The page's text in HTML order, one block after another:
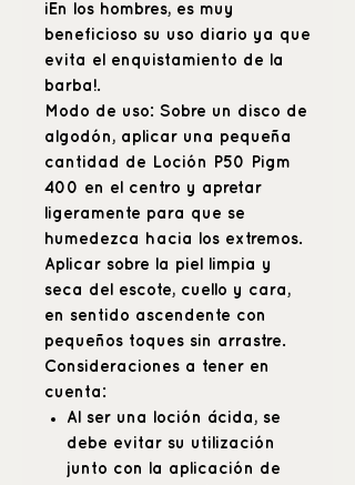
¡En los hombres, es muy
beneficioso su uso diario ya que
evita el enquistamiento de la
barba!.
Modo de uso: Sobre un disco de
algodón, aplicar una pequeña
cantidad de Loción P50 Pigm
400 en el centro y apretar
ligeramente para que se
humedezca hacia los extremos.
Aplicar sobre la piel limpia y
seca del escote, cuello y cara,
en sentido ascendente con
pequeños toques sin arrastre.
Consideraciones a tener en
cuenta:
Al ser una loción ácida, se
debe evitar su utilización
junto con la aplicación de